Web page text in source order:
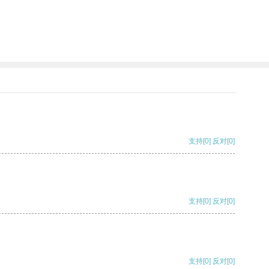
支持[0] 反对[0]
支持[0] 反对[0]
支持[0] 反对[0]